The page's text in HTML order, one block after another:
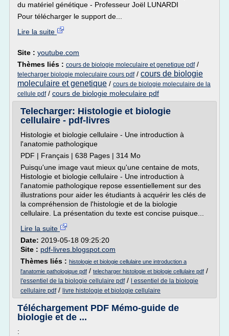
du matériel génétique - Professeur Joël LUNARDI
Pour télécharger le support de...
Lire la suite
Site : youtube.com
Thèmes liés : cours de biologie moleculaire et genetique pdf/
telecharger biologie moleculaire cours pdf/ cours de biologie
moleculaire et genetique / cours de biologie moleculaire de la
cellule pdf/ cours de biologie moleculaire pdf
Telecharger: Histologie et biologie
cellulaire - pdf-livres
Histologie et biologie cellulaire - Une introduction à
l'anatomie pathologique
PDF | Français | 638 Pages | 314 Mo
Puisqu'une image vaut mieux qu'une centaine de mots,
Histologie et biologie cellulaire - Une introduction à
l'anatomie pathologique repose essentiellement sur des
illustrations pour aider les étudiants à acquérir les clés de
la compréhension de l'histologie et de la biologie
cellulaire. La présentation du texte est concise puisque...
Lire la suite
Date: 2019-05-18 09:25:20
Site : pdf-livres.blogspot.com
Thèmes liés : histologie et biologie cellulaire une introduction a
l'anatomie pathologique pdf / telecharger histologie et biologie cellulaire pdf /
l'essentiel de la biologie cellulaire pdf/
l essentiel de la biologie
cellulaire pdf/ livre histologie et biologie cellulaire
Téléchargement PDF Mémo-guide de
biologie et de ...
: